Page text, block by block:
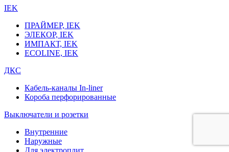
IEK
ПРАЙМЕР, IEK
ЭЛЕКОР, IEK
ИМПАКТ, IEK
ECOLINE, IEK
ДКС
Кабель-каналы In-liner
Короба перфорированные
Выключатели и розетки
Внутренние
Наружные
Для электроплит